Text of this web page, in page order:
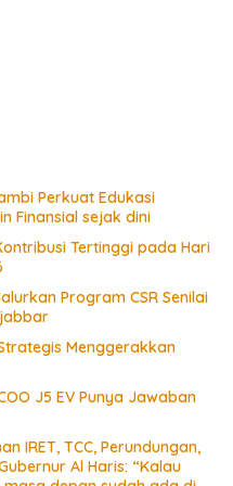
Perkuat Edukasi
Finansial sejak dini
Tertinggi pada Hari
Program CSR Senilai
Menggerakkan
J5 EV Punya Jawaban
IRET, TCC, Perundungan,
Al Haris: “Kalau